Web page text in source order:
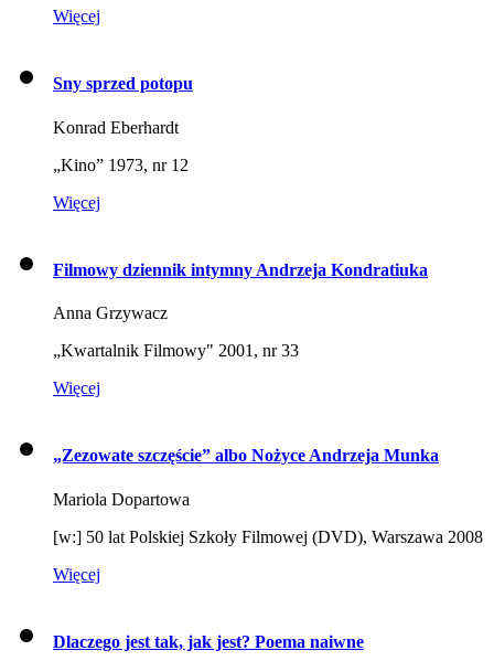
Więcej
Sny sprzed potopu
Konrad Eberhardt
„Kino” 1973, nr 12
Więcej
Filmowy dziennik intymny Andrzeja Kondratiuka
Anna Grzywacz
„Kwartalnik Filmowy" 2001, nr 33
Więcej
„Zezowate szczęście” albo Nożyce Andrzeja Munka
Mariola Dopartowa
[w:] 50 lat Polskiej Szkoły Filmowej (DVD), Warszawa 2008
Więcej
Dlaczego jest tak, jak jest? Poema naiwne